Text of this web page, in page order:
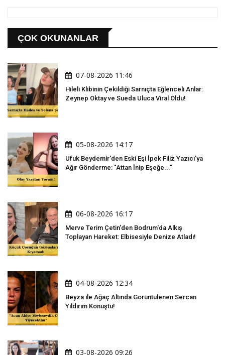
ÇOK OKUNANLAR
07-08-2026 11:46
Hileli Klibinin Çekildiği Sarnıçta Eğlenceli Anlar:
Zeynep Oktay ve Sueda Uluca Viral Oldu!
05-08-2026 14:17
Ufuk Beydemir'den Eski Eşi İpek Filiz Yazıcı'ya
Ağır Gönderme: "Attan İnip Eşeğe..."
06-08-2026 16:17
Merve Terim Çetin'den Bodrum'da Alkış
Toplayan Hareket: Elbisesiyle Denize Atladı!
04-08-2026 12:34
Beyza ile Ağaç Altında Görüntülenen Sercan
Yıldırım Konuştu!
03-08-2026 09:26